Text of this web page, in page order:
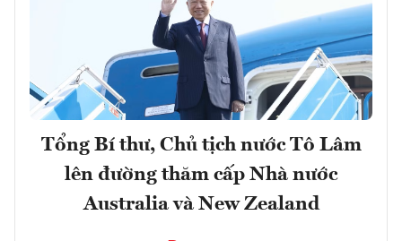
Tổng Bí thư, Chủ tịch nước Tô Lâm
lên đường thăm cấp Nhà nước
Australia và New Zealand